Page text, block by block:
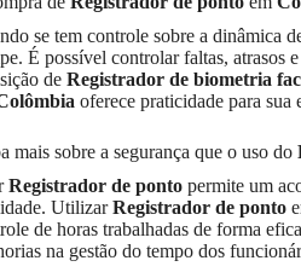
se tem controle sobre a dinâmica
É possível controlar faltas, atrasos
de Registrador de biometria
oferece praticidade para sua
mais sobre a segurança que o uso do
Registrador de ponto permite um
UtilizarRegistrador de ponto
de horas trabalhadas de forma
na gestão do tempo dos